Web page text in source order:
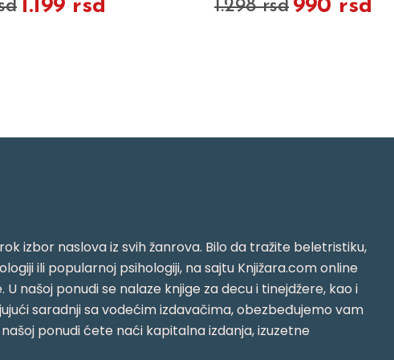
1.199 rsd 1.298 rsd 990 rsd
izbor naslova iz svih žanrova. Bilo da tražite beletristiku,
ili popularnoj psihologiji, na sajtu Knjižara.com online
našoj ponudi se nalaze knjige za decu i tinejdžere, kao i
saradnji sa vodećim izdavačima, obezbeđujemo vam
ponudi ćete naći kapitalna izdanja, izuzetne